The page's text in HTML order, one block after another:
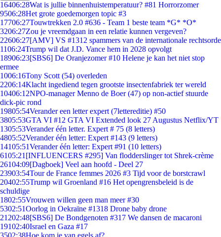
16406:28Wat is jullie binnenhuistemperatuur? #81 Horrorzomer
9506:28Het grote goedemorgen topic #3
17706:27Touwtrekken 2.0 #636 - Team 1 beste team *G* *O*
3206:27Zou je vreemdgaan in een relatie kunnen vergeven?
22606:27[AMV] VS #1312 spammers van de internationale rechtsorde
1106:24Trump wil dat J.D. Vance hem in 2028 opvolgt
18906:23[SBS6] De Oranjezomer #10 Helene je kan het niet stop
ermee
1006:16Tony Scott (54) overleden
2206:14Klacht ingediend tegen grootste insectenfabriek ter wereld
10406:12NPO-manager Menno de Boer (47) op non-actief stuurde
dick-pic rond
19805:54Verander een letter expert (7lettereditie) #50
3805:53GTA VI #12 GTA VI Extended look 27 Augustus Netflix/YT
1305:53Verander één letter. Expert # 75 (8 letters)
4805:52Verander één letter: Expert #143 (9 letters)
14105:51Verander één letter: Expert #91 (10 letters)
6105:21 [INFLUENCERS #295] Van flodderslinger tot Shrek-crème
26104:09[Dagboek] Veel aan hoofd - Deel 27
23903:54Tour de France femmes 2026 #3 Tijd voor de borstcrawl
20402:55Trump wil Groenland #16 Het opengrensbeleid is de
schuldige
1802:55Vrouwen willen geen man meer #30
5302:51Oorlog in Oekraïne #1318 Drone baby drone
21202:48[SBS6] De Bondgenoten #317 We dansen de macaroni
19102:40Israel en Gaza #17
3502:38Hoe kom je van egels af?